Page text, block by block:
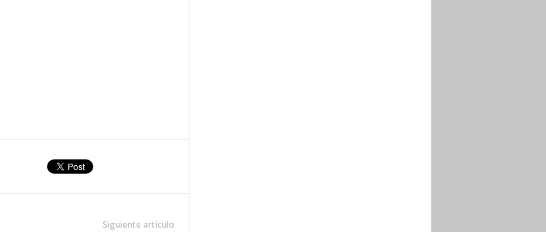
Siguiente artículo